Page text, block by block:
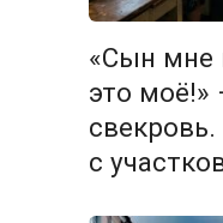
«Сын мне
это моё!»
с